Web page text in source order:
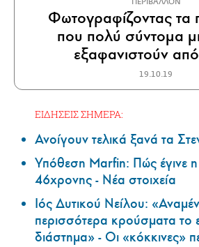
ΠΕΡΙΒΑΛΛΟΝ
Φωτογραφίζοντας τα
που πολύ σύντομα
εξαφανιστούν
19.10.19
ΕΙΔΗΣΕΙΣ ΣΗΜΕΡΑ:
Ανοίγουν τελικά ξανά τα
Υπόθεση Marfin: Πώς έγινε
46χρονης - Νέα στοιχεία
Ιός Δυτικού Νείλου:
περισσότερα κρούσματα το
διάστημα» - Οι «κόκκινες»